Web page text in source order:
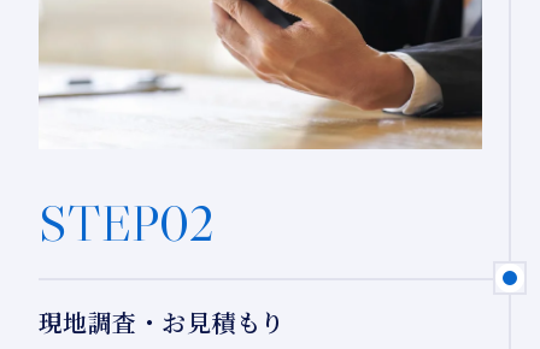
STEP02
現地調査・お見積もり